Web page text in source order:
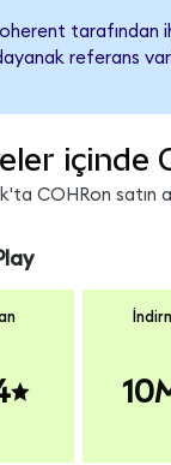
tarafından
referans
içinde
COHRon satın